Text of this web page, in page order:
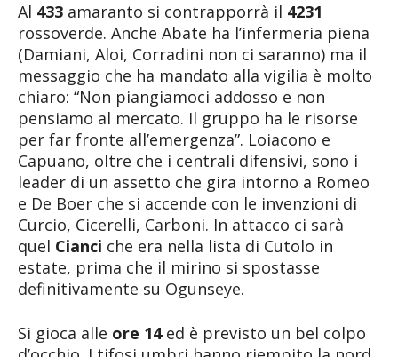
Al 433 amaranto si contrapporrà il 4231
rossoverde. Anche Abate ha l’infermeria piena
(Damiani, Aloi, Corradini non ci saranno) ma il
messaggio che ha mandato alla vigilia è molto
chiaro: “Non piangiamoci addosso e non
pensiamo al mercato. Il gruppo ha le risorse
per far fronte all’emergenza”. Loiacono e
Capuano, oltre che i centrali difensivi, sono i
leader di un assetto che gira intorno a Romeo
e De Boer che si accende con le invenzioni di
Curcio, Cicerelli, Carboni. In attacco ci sarà
quel Cianci che era nella lista di Cutolo in
estate, prima che il mirino si spostasse
definitivamente su Ogunseye.
Si gioca alle ore 14ed è previsto un bel colpo